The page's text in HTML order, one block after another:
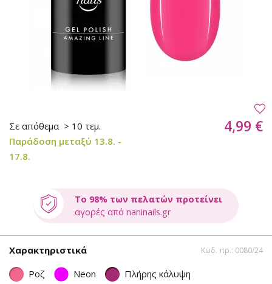
Σε απόθεμα > 10 τεμ.
Παράδοση μεταξύ 13.8. -
17.8.
4,99 €
Το 98% των πελατών προτείνει
αγορές από naninails.gr
Χαρακτηριστικά Κωδ. πρ.: 0080/24
Ροζ Neon Πλήρης κάλυψη